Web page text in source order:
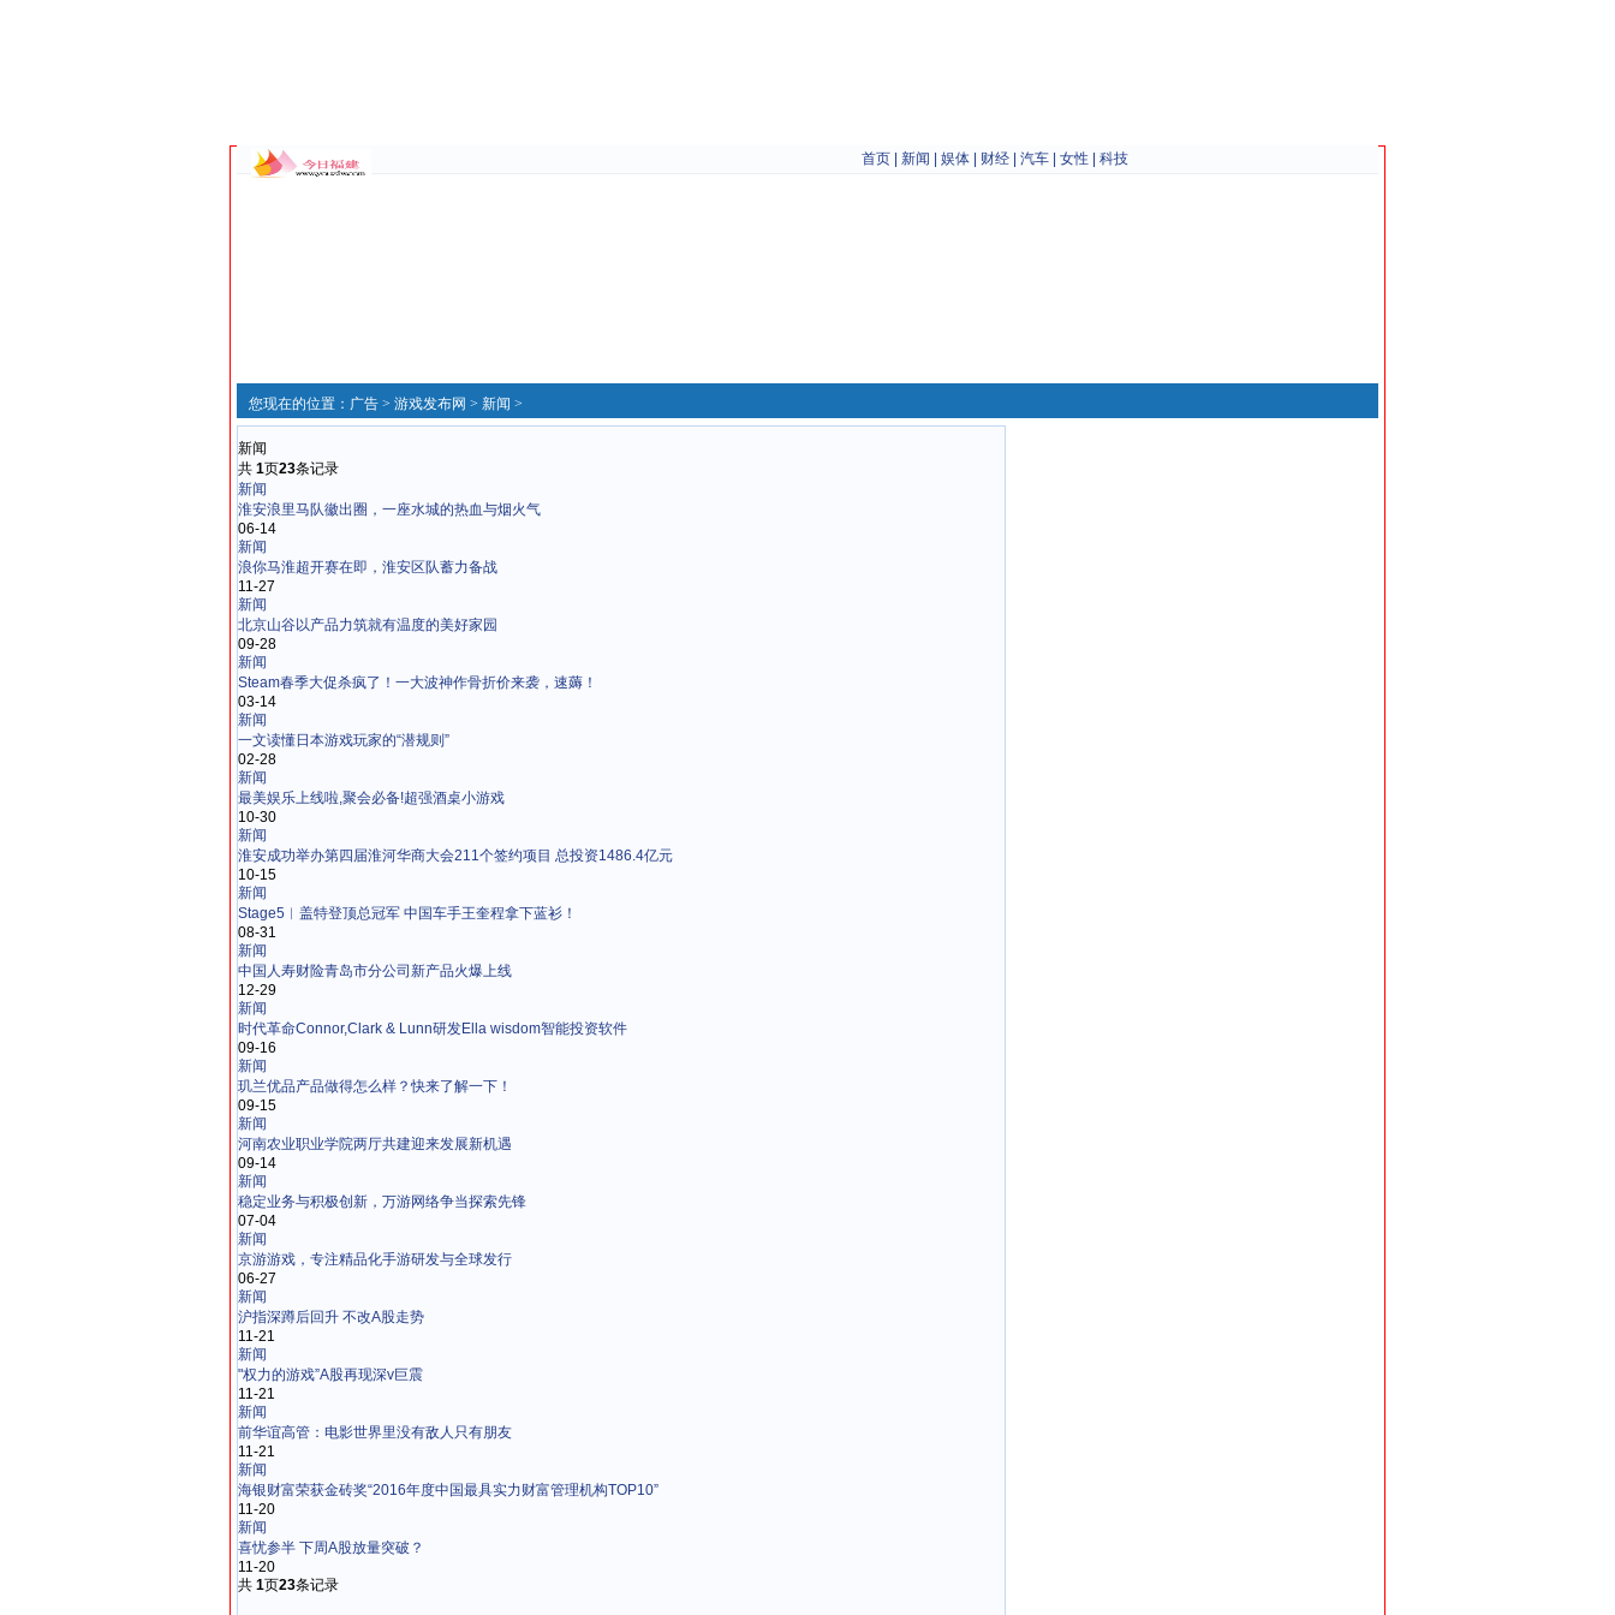
首页 新闻 娱体 财经 汽车 女性 科技
您现在的位置： 广告 > 游戏发布网 > 新闻 >
新闻
共 1页23条记录
新闻
淮安浪里马队徽出圈，一座水城的热血与烟火气
06-14
新闻
浪你马淮超开赛在即，淮安区队蓄力备战
11-27
新闻
北京山谷以产品力筑就有温度的美好家园
09-28
新闻
Steam春季大促杀疯了！一大波神作骨折价来袭，速薅！
03-14
新闻
一文读懂日本游戏玩家的“潜规则”
02-28
新闻
最美娱乐上线啦,聚会必备!超强酒桌小游戏
10-30
新闻
淮安成功举办第四届淮河华商大会211个签约项目 总投资1486.4亿元
10-15
新闻
Stage5︱盖特登顶总冠军 中国车手王奎程拿下蓝衫！
08-31
新闻
中国人寿财险青岛市分公司新产品火爆上线
12-29
新闻
时代革命Connor,Clark & Lunn研发Ella wisdom智能投资软件
09-16
新闻
玑兰优品产品做得怎么样？快来了解一下！
09-15
新闻
河南农业职业学院两厅共建迎来发展新机遇
09-14
新闻
稳定业务与积极创新，万游网络争当探索先锋
07-04
新闻
京游游戏，专注精品化手游研发与全球发行
06-27
新闻
沪指深蹲后回升 不改A股走势
11-21
新闻
"权力的游戏”A股再现深v巨震
11-21
新闻
前华谊高管：电影世界里没有敌人只有朋友
11-21
新闻
海银财富荣获金砖奖“2016年度中国最具实力财富管理机构TOP10”
11-20
新闻
喜忧参半 下周A股放量突破？
11-20
共 1页23条记录